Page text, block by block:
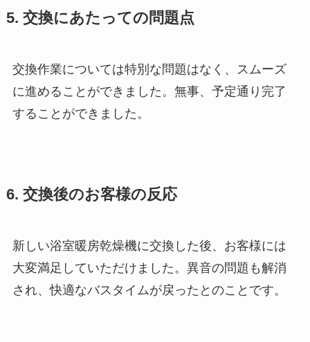
5. 交換にあたっての問題点
交換作業については特別な問題はなく、スムーズ
に進めることができました。無事、予定通り完了
することができました。
6. 交換後のお客様の反応
新しい浴室暖房乾燥機に交換した後、お客様には
大変満足していただけました。異音の問題も解消
され、快適なバスタイムが戻ったとのことです。